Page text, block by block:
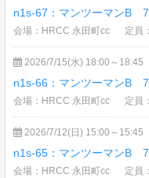
n1s-67：マンツーマンB
会場：HRCC 永田町cc 定員
2026/7/15(水) 18:00～18:45
n1s-66：マンツーマンB
会場：HRCC 永田町cc 定員
2026/7/12(日) 15:00～15:45
n1s-65：マンツーマンB
会場：HRCC 永田町cc 定員